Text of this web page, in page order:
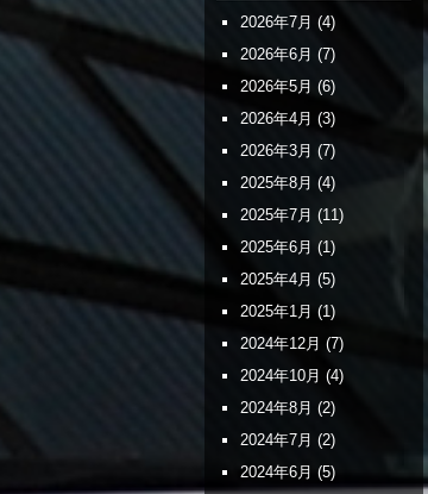
2026年7月 (4)
2026年6月 (7)
2026年5月 (6)
2026年4月 (3)
2026年3月 (7)
2025年8月 (4)
2025年7月 (11)
2025年6月 (1)
2025年4月 (5)
2025年1月 (1)
2024年12月 (7)
2024年10月 (4)
2024年8月 (2)
2024年7月 (2)
2024年6月 (5)